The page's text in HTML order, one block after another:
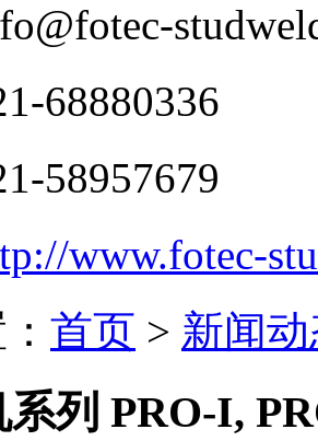
68880336
58957679
www.fotec-
首页 > 新闻
列 PRO-I,